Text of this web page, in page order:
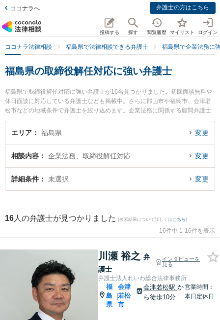
ココナラへ 弁護士の方はこちら
投稿する 探す 閲覧履歴 マイリスト ログイン
ココナラ法律相談 福島県で法律相談できる弁護士 福島県で企業法務に
福島県の取締役解任対応に強い弁護士
福島県で取締役解任対応に強い弁護士が16名見つかりました。初回面談無料や
休日面談に対応している弁護士なども掲載中。さらに郡山市や福島市、会津若
松市などの地域条件で弁護士を絞り込めます。企業法務に関係する顧問弁護士
契約や契約書作成・リーガルチェック、雇用契約書・就業規則作成等の細かな
分野での絞り込み検索もでき便利です。特に弁護士法人れいわ総合法律事務所
『福島県で土日や夜間に発生した取締役解任対応のトラブルを今すぐに弁護士
に相談したい』『取締役解任対応のトラブル解決の実績豊富な近くの弁護士を
検索したい』『初回相談無料で取締役解任対応を法律相談できる福島県内の弁
エリア 福島県 変更
相談内容 企業法務、取締役解任対応 変更
詳細条件 未選択 変更
16 人の弁護士が見つかりました (検索結果について詳しくは こちら)
16件中 1-16件を表示
川瀬 裕之 弁
護士
インタビューを
見る
弁護士法人れいわ総合法律事務所
福
島
県
|
会津
若松
市
会津若松駅 か
ら徒歩10分
営業時間：
本日定休日